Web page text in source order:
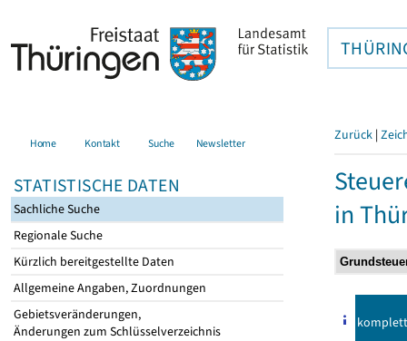
Home Kontakt Suche Newsletter
STATISTISCHE DATEN
Sachliche Suche
Regionale Suche
Kürzlich bereitgestellte Daten
Allgemeine Angaben, Zuordnungen
Gebietsveränderungen,
Änderungen zum Schlüsselverzeichnis
Zurück |
in
komplett